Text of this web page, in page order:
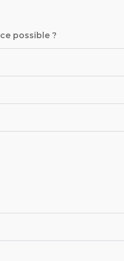
possible ?